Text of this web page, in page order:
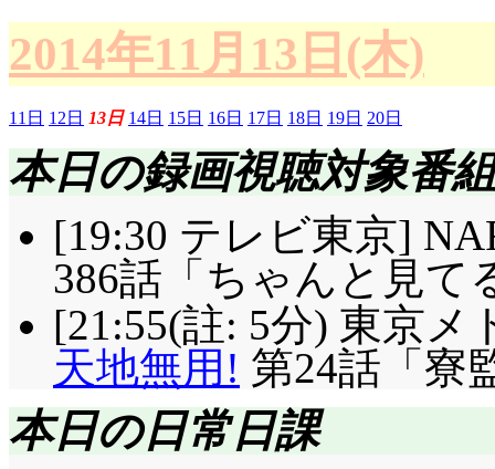
2014年11月13日(木)
11日 12日 13日 14日 15日 16日 17日 18日 19日 20日
本日の録画視聴対象番組
[19:30 テレビ東京]
386話「ちゃんと見
[21:55(註: 5分) 東京
天地無用! 第24話「寮
本日の日常日課